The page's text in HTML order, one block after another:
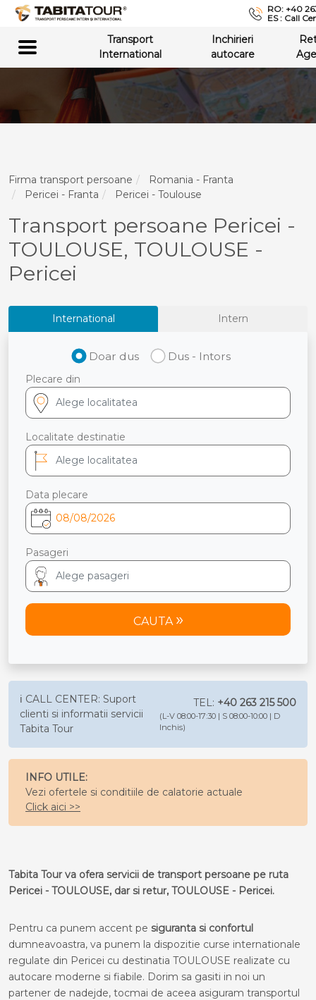
RO: +40
ES : Call
Transport
International
Inchirieri
autocare
Firma transport persoane
Romania - Franta
Pericei - Franta
Pericei - Toulouse
Transport persoane Pericei -
TOULOUSE, TOULOUSE -
Pericei
International Intern
Doar dus Dus - Intors
Plecare din
Localitate destinatie
Data plecare
Pasageri
CAUTA
ℹ️ CALL CENTER: Suport
clienti si informatii servicii
Tabita Tour
TEL: +40 263 215 500
(L-V 08:00-17:30 | S 08:00-10:00 | D
Inchis)
INFO UTILE:
Vezi ofertele si conditiile de calatorie actuale
Click aici >>
Tabita Tour va ofera servicii de transport persoane pe ruta
Pericei - TOULOUSE, dar si retur, TOULOUSE - Pericei.
Pentru ca punem accent pe siguranta si confortul
dumneavoastra, va punem la dispozitie curse internationale
regulate din Pericei cu destinatia TOULOUSE realizate cu
autocare moderne si fiabile. Dorim sa gasiti in noi un
partener de nadejde, tocmai de aceea asiguram transportul